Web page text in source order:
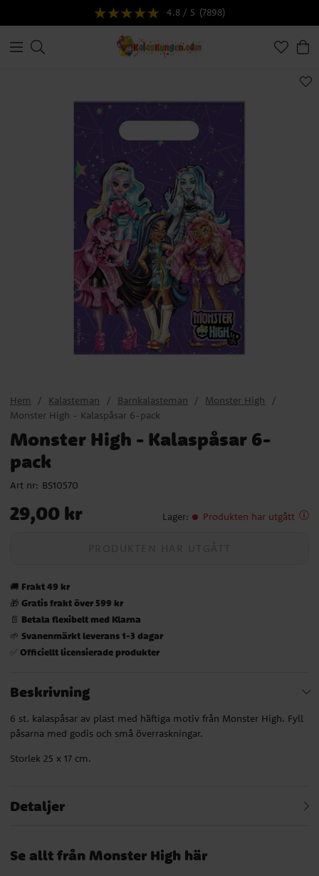
4.8 / 5 (7898)
Hem Kalasteman Barnkalasteman
Monster High
Monster High - Kalaspåsar 6-pack
Monster High - Kalaspåsar 6-
pack
Art nr: BS10570
Pris: 29,00 kr
29,00 kr Lager: Produkten har utgått
🚚 Frakt 49 kr
🎁 Gratis frakt över 599 kr
📄 Betala flexibelt med Klarna
🌱 Svanenmärkt leverans 1-3 dagar
✅ Officiellt licensierade produkter
Beskrivning
6 st. kalaspåsar av plast med häftiga motiv från Monster High. Fyll
påsarna med godis och små överraskningar.
Storlek 25 x 17 cm.
Detaljer
Se allt från Monster High här